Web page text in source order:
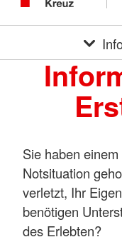
Sie haben
Notsituation
verletzt, Ihr
benötigen
des Erlebten?